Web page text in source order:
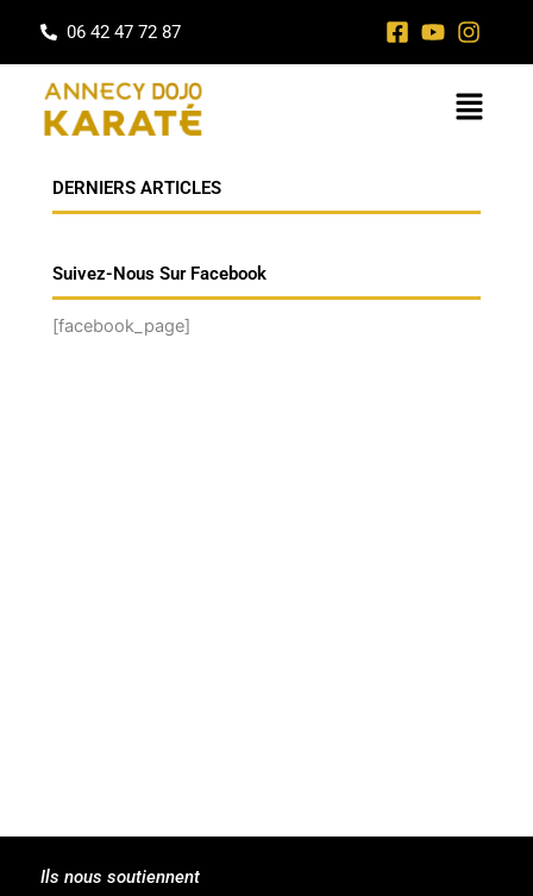
contenu
06 42 47 72 87
Menu
DERNIERS ARTICLES
Suivez-Nous Sur Facebook
[facebook_page]
Ils nous soutiennent